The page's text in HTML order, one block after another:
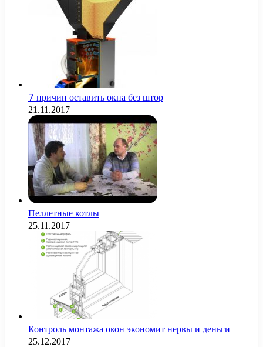
7 причин оставить окна без штор
21.11.2017
Пеллетные котлы
25.11.2017
Контроль монтажа окон экономит нервы и деньги
25.12.2017